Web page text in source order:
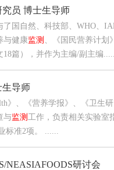
究员 博士生导师
了国自然、科技部、WHO、
与健康监测
、《国民营养计
18篇），并作为主编/副主编......
生导师
》、《营养学报》、《卫生
与监测
工作，负责相关实验
标准2项。 ......
NEASIAFOODS研讨会